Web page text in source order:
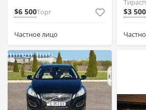
$6 500Торг
Частное лицо
$3 500